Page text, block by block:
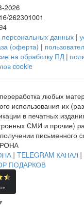
2026
262301001
персональных данных |
(оферта) |
на обработку ПД |
cookie
любых
использования их
в печатных
СМИ и прочие)
письменного
РОНА
| TELEGRAM КАНАЛ |
ПОДАРКОВ